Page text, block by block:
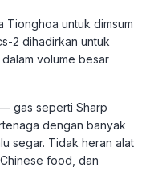
Tionghoa untuk dimsum
2 dihadirkan untuk
volume besar
gas seperti Sharp
dengan banyak
segar. Tidak heran alat
food, dan